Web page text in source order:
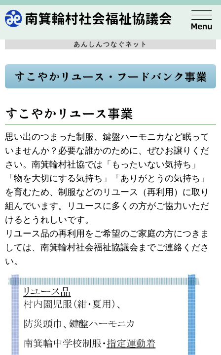
あんしんつなぐネット
すこやかリユース・フードバンク事業
すこやかリユース事業
思い出のつまった制服、鍵盤ハーモニカなど眠って
いませんか？必要な誰かのために、ぜひお譲りくだ
さい。南箕輪村社協では「もったいない気持ち」
「物を大切にする気持ち」「ありがとうの気持ち」
を育むため、制服などのリユース（再利用）に取り
組んでいます。リユースに多くの方がご協力いただ
けるとうれしいです。
リユース品の再利用をご希望のご家庭の方につきま
しては、南箕輪村社会福祉協議会までご連絡くださ
い。